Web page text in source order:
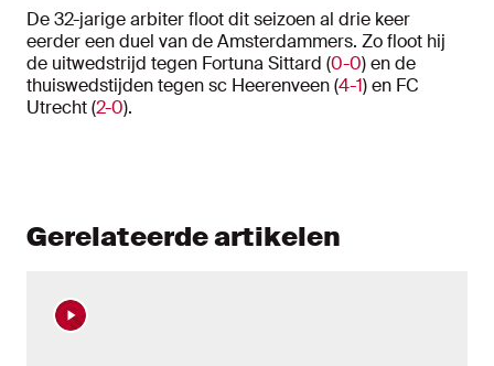
De 32-jarige arbiter floot dit seizoen al drie keer
eerder een duel van de Amsterdammers. Zo floot hij
de uitwedstrijd tegen Fortuna Sittard (0-0) en de
thuiswedstijden tegen sc Heerenveen (4-1) en FC
Utrecht (2-0).
Gerelateerde artikelen